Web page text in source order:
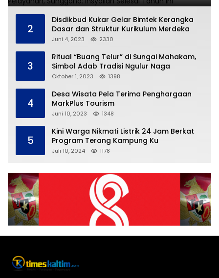
2
Disdikbud Kukar Gelar Bimtek Kerangka
Dasar dan Struktur Kurikulum Merdeka
Juni 4, 2023 2330
3
Ritual “Buang Telur” di Sungai Mahakam,
Simbol Adab Tradisi Ngulur Naga
Oktober 1, 2023 1398
4
Desa Wisata Pela Terima Penghargaan
MarkPlus Tourism
Juni 10, 2023 1348
5
Kini Warga Nikmati Listrik 24 Jam Berkat
Program Terang Kampung Ku
Juli 10, 2024 1178